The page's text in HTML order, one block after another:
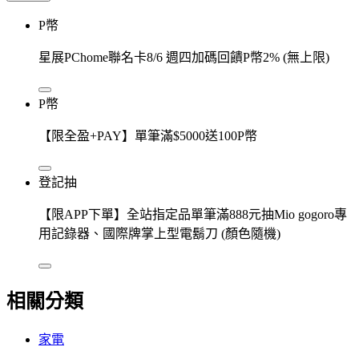
P幣
星展PChome聯名卡8/6 週四加碼回饋P幣2% (無上限)
P幣
【限全盈+PAY】單筆滿$5000送100P幣
登記抽
【限APP下單】全站指定品單筆滿888元抽Mio gogoro專
用記錄器、國際牌掌上型電鬍刀 (顏色隨機)
相關分類
家電